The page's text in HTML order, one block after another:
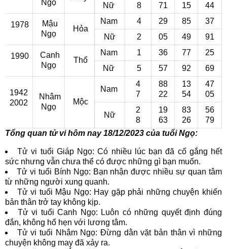
Ngọ
Nữ
8 71 15 44
1978
Mậu
Ngọ
Hỏa
Nam 4 29 85
37
Nữ
2 05 49 91
1990
Canh
Ngọ
Thổ
Nam 1 36 77
25
Nữ
5 57 92 69
1942
2002
Nhâm
Ngọ
Mộc
Nam
4
7
88
22
13
54
47
05
Nữ
2
8
19
63
83
26
56
79
Tổng quan tử vi hôm nay 18/12/2023 của tuổi Ngọ:
Tử vi tuổi Giáp Ngọ: Có nhiều lúc bạn đã cố gắng hết
sức nhưng vẫn chưa thể có được những gì bạn muốn.
Tử vi tuổi Bính Ngọ: Bạn nhận được nhiều sự quan tâm
từ những người xung quanh.
Tử vi tuổi Mậu Ngọ: Hay gặp phải những chuyện khiến
bản thân trở tay không kịp.
Tử vi tuổi Canh Ngọ: Luôn có những quyết định đúng
đắn, không hổ hẹn với lương tâm.
Tử vi tuổi Nhâm Ngọ: Đừng dằn vặt bản thân vì những
chuyện không may đã xảy ra.